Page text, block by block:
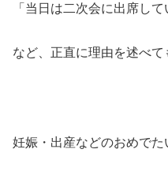
「当日は二次会に出席し
など、正直に理由を述べて
妊娠・出産などのおめでた